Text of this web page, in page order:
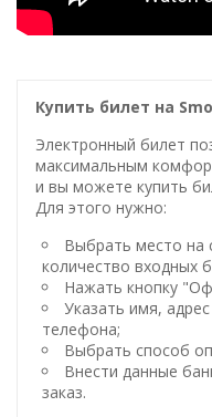
Купить билет на
Электронный билет
максимальным
и вы можете купить
Для этого нужно:
Выбрать место на
количество входных
Нажать кнопку
Указать имя,
телефона;
Выбрать способ
Внести данные
заказ.